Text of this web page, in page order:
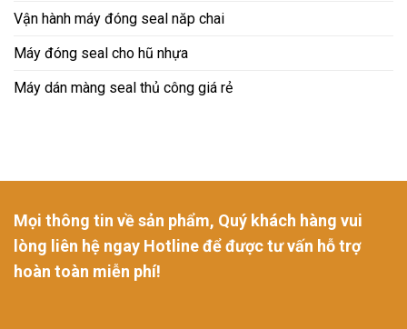
Vận hành máy đóng seal năp chai
Máy đóng seal cho hũ nhựa
Máy dán màng seal thủ công giá rẻ
Mọi thông tin về sản phẩm, Quý khách hàng vui
lòng liên hệ ngay Hotline để được tư vấn hỗ trợ
hoàn toàn miễn phí!